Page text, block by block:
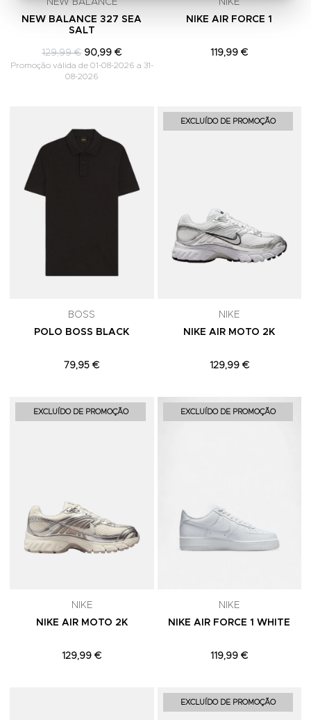
NEW BALANCE
NEW BALANCE 327 SEA
SALT
129,99 € 90,99 €
Promoção válida de 01-08-2026 a 31-
08-2026
NIKE
NIKE AIR FORCE 1
119,99 €
Adicionar aos Favoritos
BOSS
POLO BOSS BLACK
79,95 €
EXCLUÍDO DE PROMOÇÃO
NIKE
NIKE AIR MOTO 2K
129,99 €
EXCLUÍDO DE PROMOÇÃO Adicionar aos Favoritos
NIKE
NIKE AIR MOTO 2K
129,99 €
EXCLUÍDO DE PROMOÇÃO
NIKE
NIKE AIR FORCE 1 WHITE
119,99 €
Adicionar aos Favoritos
EXCLUÍDO DE PROMOÇÃO